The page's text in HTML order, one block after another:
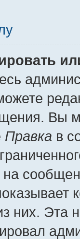
Вы
Правка в
на
них. Эта